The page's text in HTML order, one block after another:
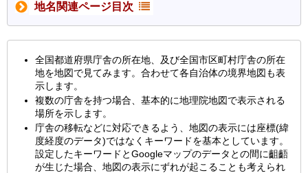
地名関連ページ目次
全国都道府県庁舎の所在地、及び全国市区町村庁舎の所在
地を地図で見てみます。合わせて各自治体の境界地図も表
示します。
複数の庁舎を持つ場合、基本的に地理院地図で表示される
場所を示します。
庁舎の移転などに対応できるよう、地図の表示には座標(緯
度経度のデータ)ではなくキーワードを基本としています。
設定したキーワードとGoogleマップのデータとの間に齟齬
が生じた場合、地図の表示にずれが起こることも考えられ